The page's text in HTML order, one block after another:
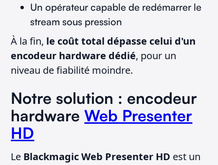
Un opérateur capable de redémarrer le
stream sous pression
À la fin, le coût total dépasse celui d'un
encodeur hardware dédié, pour un
niveau de fiabilité moindre.
Notre solution : encodeur
hardwareWeb Presenter
HD
Le Blackmagic Web Presenter HD est un